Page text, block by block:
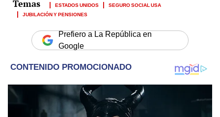
ESTADOS UNIDOS
SEGURO SOCIAL USA
JUBILACIÓN Y PENSIONES
Prefiero a La República en
Google